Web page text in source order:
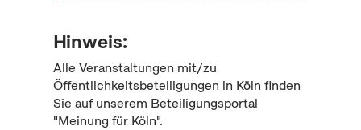
Hinweis:
Alle Veranstaltungen mit/zu
Öffentlichkeitsbeteiligungen in Köln finden
Sie auf unserem Beteiligungsportal
"Meinung für Köln".